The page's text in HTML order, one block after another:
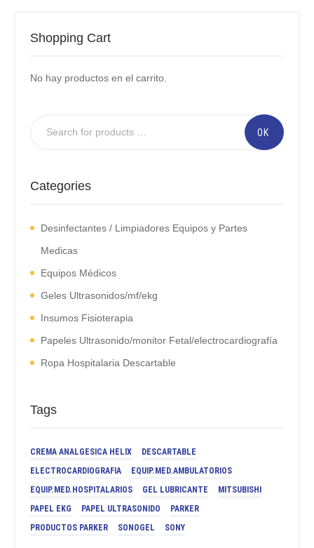
Shopping Cart
No hay productos en el carrito.
Categories
Desinfectantes / Limpiadores Equipos y Partes
Medicas
Equipos Médicos
Geles Ultrasonidos/mf/ekg
Insumos Fisioterapia
Papeles Ultrasonido/monitor Fetal/electrocardiografía
Ropa Hospitalaria Descartable
Tags
CREMA ANALGESICA HELIX
DESCARTABLE
ELECTROCARDIOGRAFIA
EQUIP.MED.AMBULATORIOS
EQUIP.MED.HOSPITALARIOS
GEL LUBRICANTE
MITSUBISHI
PAPEL EKG
PAPEL ULTRASONIDO
PARKER
PRODUCTOS PARKER
SONOGEL SONY